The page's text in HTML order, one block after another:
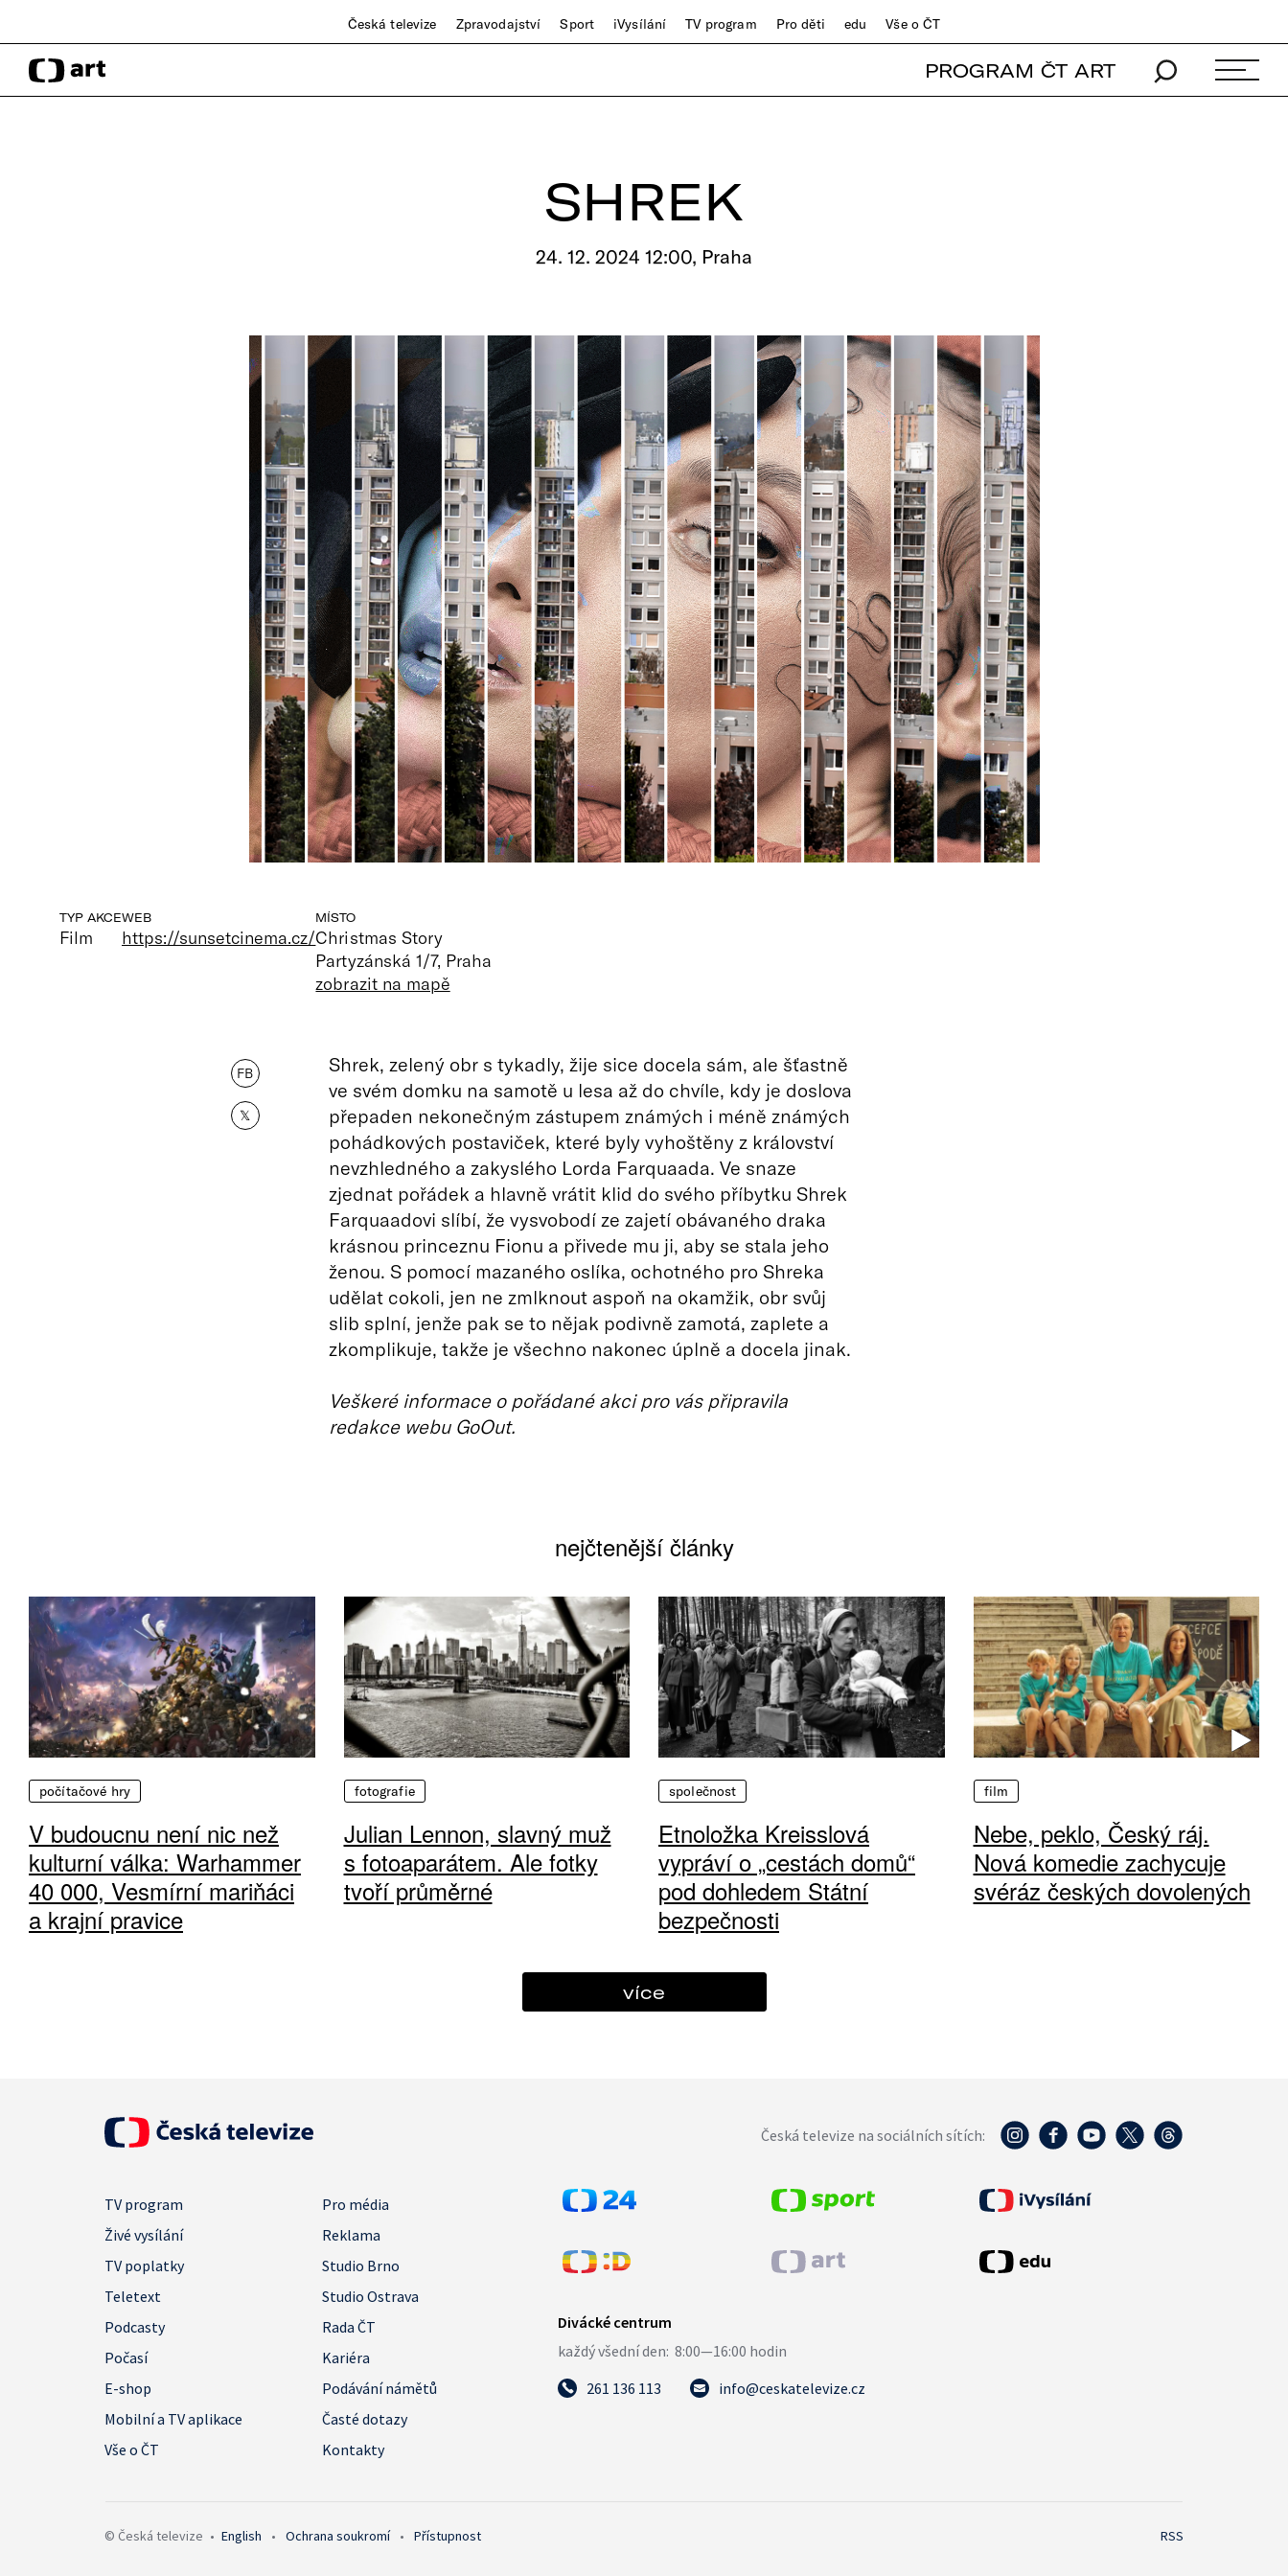
Česká televize Zpravodajství Sport iVysílání TV program Pro děti edu Vše o ČT
PROGRAM ČT ART
SHREK
24. 12. 2024 12:00, Praha
TYP AKCE
Film
WEB
https://sunsetcinema.cz/
MÍSTO
Christmas Story
Partyzánská 1/7, Praha
zobrazit na mapě
FB
𝕏
Shrek, zelený obr s tykadly, žije sice docela sám, ale šťastně
ve svém domku na samotě u lesa až do chvíle, kdy je doslova
přepaden nekonečným zástupem známých i méně známých
pohádkových postaviček, které byly vyhoštěny z království
nevzhledného a zakyslého Lorda Farquaada. Ve snaze
zjednat pořádek a hlavně vrátit klid do svého příbytku Shrek
Farquaadovi slíbí, že vysvobodí ze zajetí obávaného draka
krásnou princeznu Fionu a přivede mu ji, aby se stala jeho
ženou. S pomocí mazaného oslíka, ochotného pro Shreka
udělat cokoli, jen ne zmlknout aspoň na okamžik, obr svůj
slib splní, jenže pak se to nějak podivně zamotá, zaplete a
zkomplikuje, takže je všechno nakonec úplně a docela jinak.
Veškeré informace o pořádané akci pro vás připravila
redakce webu GoOut.
nejčtenější články
počítačové hry
V budoucnu není nic než
kulturní válka: Warhammer
40 000, Vesmírní mariňáci
a krajní pravice
fotografie
Julian Lennon, slavný muž
s fotoaparátem. Ale fotky
tvoří průměrné
společnost
Etnoložka Kreisslová
vypráví o „cestách domů“
pod dohledem Státní
bezpečnosti
film
Nebe, peklo, Český ráj.
Nová komedie zachycuje
svéráz českých dovolených
více
Česká televize na sociálních sítích:
TV program
Pro média
Živé vysílání
Reklama
TV poplatky
Studio Brno
Teletext
Studio Ostrava
Podcasty
Rada ČT
Počasí
Kariéra
E-shop
Podávání námětů
Mobilní a TV aplikace
Časté dotazy
Vše o ČT
Kontakty
261 136 113 info@ceskatelevize.cz
© Česká televize • English • Ochrana soukromí • Přístupnost RSS